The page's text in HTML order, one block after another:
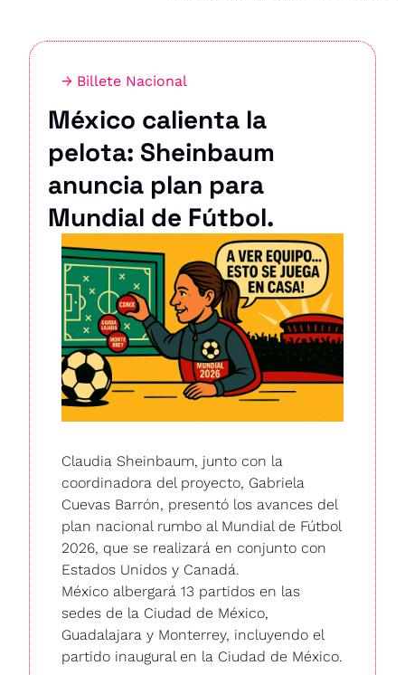
→ Billete Nacional
México calienta la
pelota: Sheinbaum
anuncia plan para
Mundial de Fútbol.
Claudia Sheinbaum, junto con la
coordinadora del proyecto, Gabriela
Cuevas Barrón, presentó los avances del
plan nacional rumbo al Mundial de Fútbol
2026, que se realizará en conjunto con
Estados Unidos y Canadá.
México albergará 13 partidos en las
sedes de la Ciudad de México,
Guadalajara y Monterrey, incluyendo el